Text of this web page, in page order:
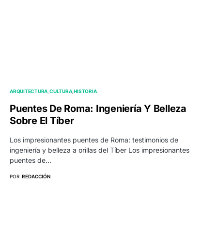
ARQUITECTURA CULTURA HISTORIA
Puentes De Roma: Ingeniería Y Belleza
Sobre El Tíber
Los impresionantes puentes de Roma: testimonios de
ingeniería y belleza a orillas del Tíber Los impresionantes
puentes de…
POR REDACCIÓN